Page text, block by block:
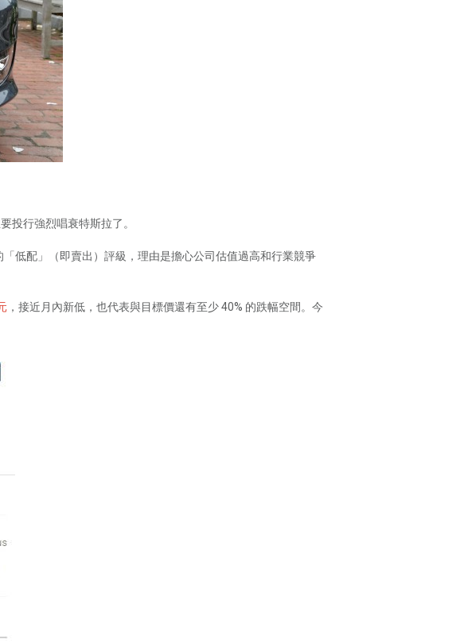
投行強烈唱衰特斯拉了。
低配」（即賣出）評級，理由是擔心公司估值過高和行業競爭
，接近月內新低，也代表與目標價還有至少 40% 的跌幅空間。今